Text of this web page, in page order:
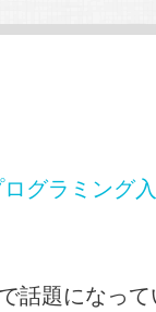
ログラミング
話題になっ